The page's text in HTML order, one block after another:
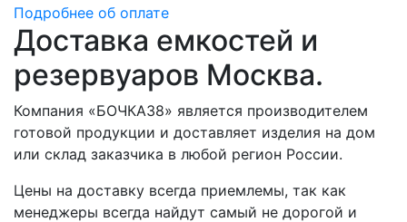
Подробнее об оплате
Доставка емкостей и
резервуаров Москва.
Компания «БОЧКА38» является производителем
готовой продукции и доставляет изделия на дом
или склад заказчика в любой регион России.
Цены на доставку всегда приемлемы, так как
менеджеры всегда найдут самый не дорогой и